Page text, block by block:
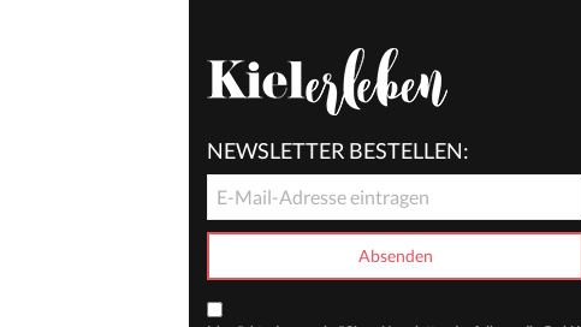
NEWSLETTER BESTELLEN: